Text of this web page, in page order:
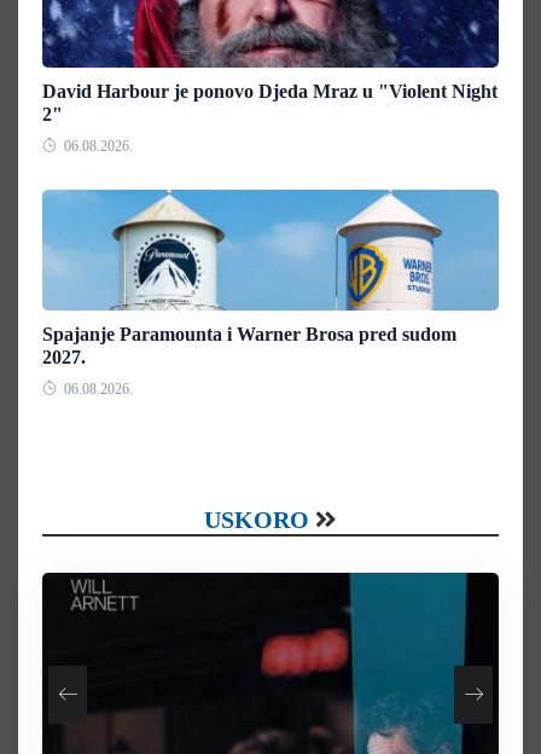
David Harbour je ponovo Djeda Mraz u "Violent Night
2"
06.08.2026.
Spajanje Paramounta i Warner Brosa pred sudom
2027.
06.08.2026.
USKORO